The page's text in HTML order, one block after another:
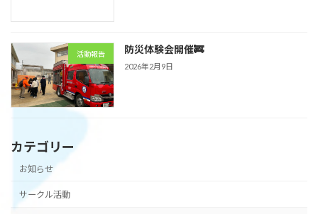
活動報告 防災体験会開催🚒
2026年2月9日
カテゴリー
お知らせ
サークル活動